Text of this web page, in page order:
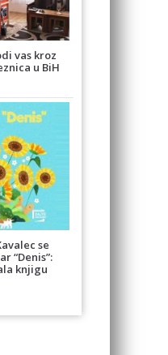
vas kroz
u BiH
se
“Denis”:
knjigu